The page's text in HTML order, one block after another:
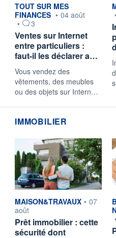
information fournie par
TOUT SUR MES
FINANCES • 04 août
•
3
Ventes sur Internet
entre particuliers :
faut-il les déclarer a…
Vous vendez des
vêtements, des meubles
ou des objets sur Intern…
•
IMMOBILIER
information fournie par
MAISON&TRAVAUX • 07
août
Prêt immobilier : cette
sécurité dont
•